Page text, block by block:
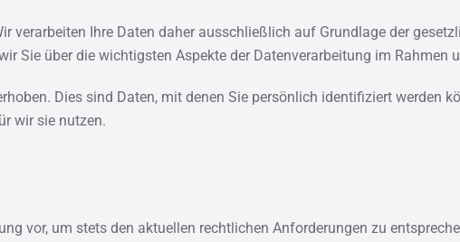
verarbeiten Ihre Daten daher ausschließlich auf Grundlage der
Sie über die wichtigsten Aspekte der Datenverarbeitung im Rahmen
Dies sind Daten, mit denen Sie persönlich identifiziert werden
wir sie nutzen.
vor, um stets den aktuellen rechtlichen Anforderungen zu